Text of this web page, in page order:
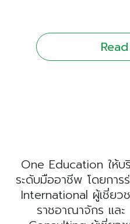
One Education ให้บ
ระดับมืออาชีพ โดยการ
International ผู้เชี่ย
ราชอาณาจักร แล